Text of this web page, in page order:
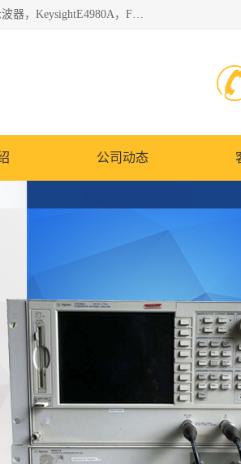
深圳中瑞仪科电子有限公司（zhongr1027.cn.b2b168.com）主要从事回收二手仪器，工厂仪器，回收示波器，KeysightE4980A，FLUKE754，MT8852B，IFR3920，Agilent N4010A，MT8852B等业务，全国统一热线：13570873835。深圳中瑞仪科电子有限公司整批或单出，专业评估高价回收工厂闲置仪器。
公司动态